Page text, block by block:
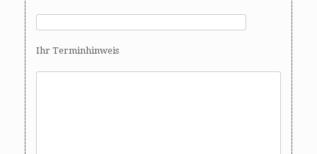
Ihr Terminhinweis